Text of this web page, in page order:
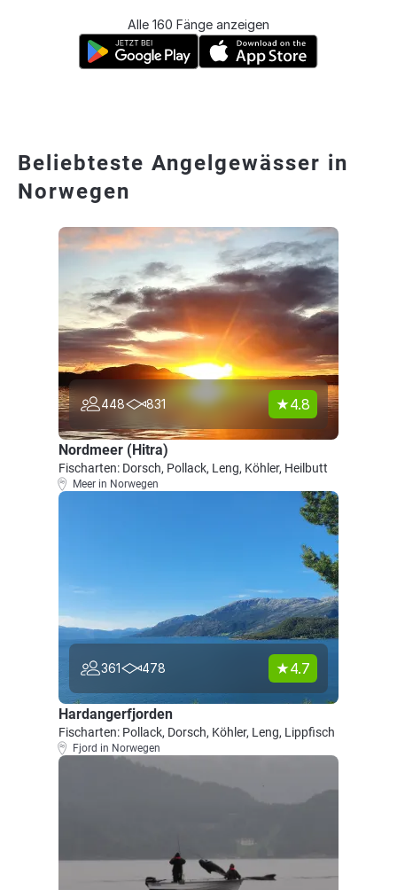
Alle 160 Fänge anzeigen
Beliebteste Angelgewässer in
Norwegen
448 831 4.8
Nordmeer (Hitra)
Fischarten: Dorsch, Pollack, Leng, Köhler, Heilbutt
Meer in Norwegen
361 478 4.7
Hardangerfjorden
Fischarten: Pollack, Dorsch, Köhler, Leng, Lippfisch
Fjord in Norwegen